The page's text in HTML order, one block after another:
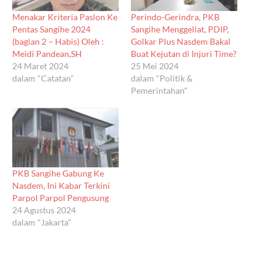
Menakar Kriteria Paslon Ke
Pentas Sangihe 2024
(bagian 2 – Habis) Oleh :
Meidi Pandean,SH
24 Maret 2024
dalam "Catatan"
Perindo-Gerindra, PKB
Sangihe Menggeliat, PDIP,
Golkar Plus Nasdem Bakal
Buat Kejutan di Injuri Time?
25 Mei 2024
dalam "Politik &
Pemerintahan"
PKB Sangihe Gabung Ke
Nasdem, Ini Kabar Terkini
Parpol Parpol Pengusung
24 Agustus 2024
dalam "Jakarta"